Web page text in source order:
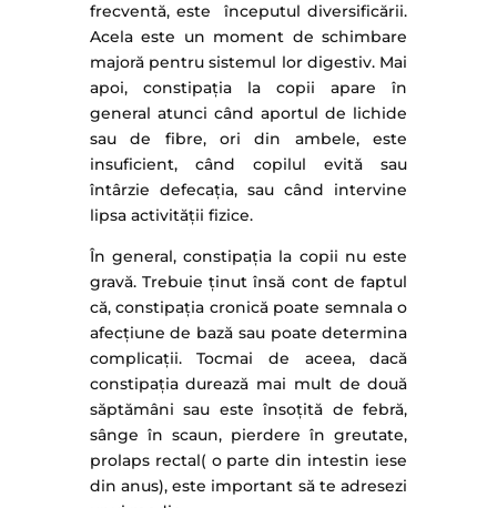
frecventă, este începutul diversificării.
Acela este un moment de schimbare
majoră pentru sistemul lor digestiv. Mai
apoi, constipația la copii apare în
general atunci când aportul de lichide
sau de fibre, ori din ambele, este
insuficient, când copilul evită sau
întârzie defecația, sau când intervine
lipsa activității fizice.
În general, constipația la copii nu este
gravă. Trebuie ținut însă cont de faptul
că, constipația cronică poate semnala o
afecțiune de bază sau poate determina
complicații. Tocmai de aceea, dacă
constipația durează mai mult de două
săptămâni sau este însoțită de febră,
sânge în scaun, pierdere în greutate,
prolaps rectal( o parte din intestin iese
din anus), este important să te adresezi